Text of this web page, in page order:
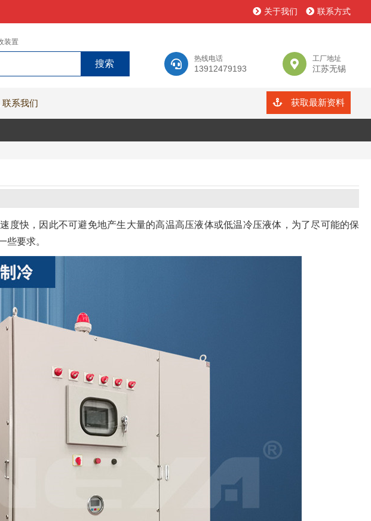
关于我们 联系方式
热线电话
13912479193
工厂地址
江苏无锡
装置
联系我们 获取最新资料
度快，因此不可避免地产生大量的高温高压液体或低温冷压液体，为了尽可能的保
些要求。